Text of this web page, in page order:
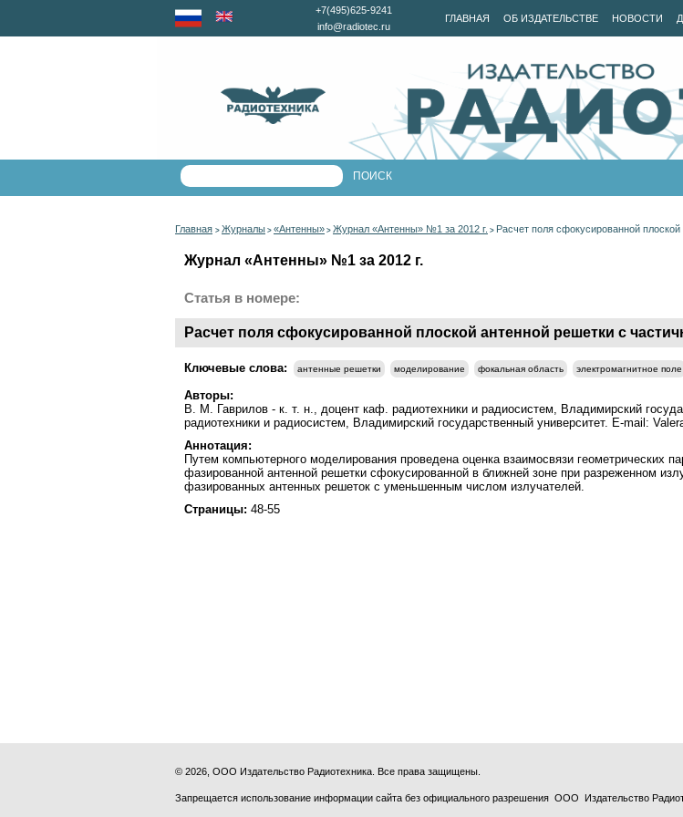
ГЛАВНАЯ ОБ ИЗДАТЕЛЬСТВЕ НОВОСТИ
+7(495)625-9241
info@radiotec.ru
Главная > Журналы > «Антенны» > Журнал «Антенны» №1 за 2012 г. > Расчет поля сфокусированной
Журнал «Антенны» №1 за 2012 г.
Статья в номере:
Расчет поля сфокусированной плоской антенной решетки с
Ключевые слова: антенные решетки моделирование фокальная область электромагнитное поле
Авторы:
В. М. Гаврилов - к. т. н., доцент каф. радиотехники и радиосистем, Владимирский
радиотехники и радиосистем, Владимирский государственный университет. E-mail:
Аннотация:
Путем компьютерного моделирования проведена оценка взаимосвязи геометрических
фазированной антенной решетки сфокусированной в ближней зоне при разреженном
фазированных антенных решеток с уменьшенным числом излучателей.
Страницы: 48-55
© 2026, ООО Издательство Радиотехника. Все права защищены.
Запрещается использование информации сайта без официального разрешения ООО Издательство